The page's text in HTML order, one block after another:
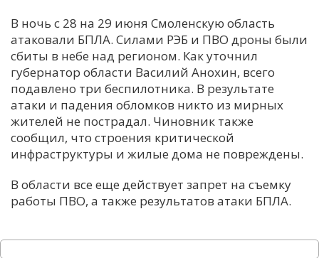
М
Н
У
Х
Ч
В ночь с 28 на 29 июня Смоленскую область
атаковали БПЛА. Силами РЭБ и ПВО дроны были
сбиты в небе над регионом. Как уточнил
губернатор области Василий Анохин, всего
подавлено три беспилотника. В результате
атаки и падения обломков никто из мирных
жителей не пострадал. Чиновник также
сообщил, что строения критической
инфраструктуры и жилые дома не повреждены.
В области все еще действует запрет на съемку
работы ПВО, а также результатов атаки БПЛА.